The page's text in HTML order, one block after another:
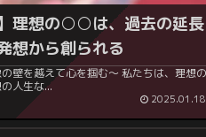
】理想の○○は、過去の延長
想から創られる
て心を掴む～ 私たちは、理想の
人生な...
2025.01.18